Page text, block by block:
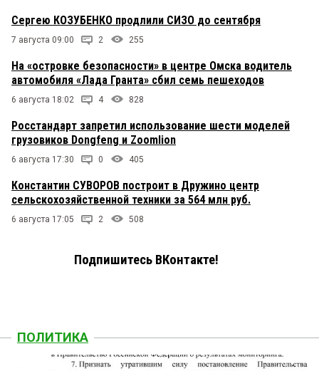
Сергею КОЗУБЕНКО продлили СИЗО до сентября
7 августа 09:00 2 255
На «островке безопасности» в центре Омска водитель
автомобиля «Лада Гранта» сбил семь пешеходов
6 августа 18:02 4 828
Росстандарт запретил использование шести моделей
грузовиков Dongfeng и Zoomlion
6 августа 17:30 0 405
Константин СУВОРОВ построит в Дружино центр
сельскохозяйственной техники за 564 млн руб.
6 августа 17:05 2 508
Подпишитесь ВКонтакте!
ПОЛИТИКА